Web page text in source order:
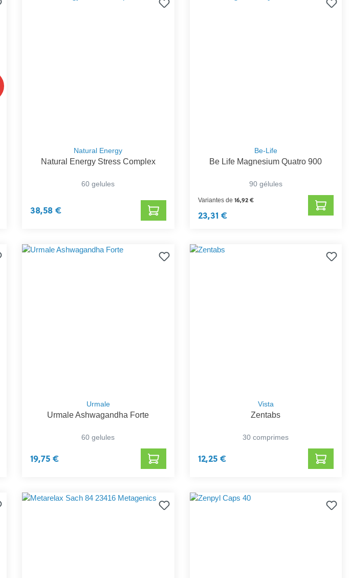
Natural Energy
Natural Energy Stress Complex
60 gelules
38,58 €
Be-Life
Be Life Magnesium Quatro 900
90 gélules
Variantes de 16,92 €
23,31 €
Urmale
Urmale Ashwagandha Forte
60 gelules
19,75 €
Vista
Zentabs
30 comprimes
12,25 €